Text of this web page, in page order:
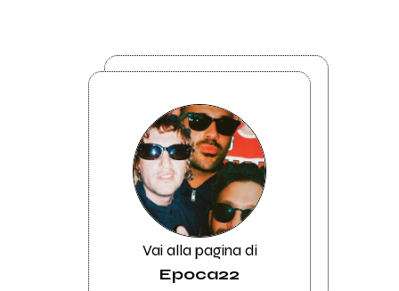
Vai alla pagina di
Epoca22